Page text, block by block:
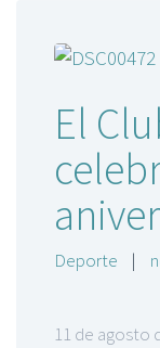
El
Deporte |
11 de agosto